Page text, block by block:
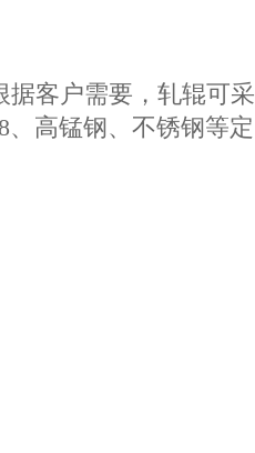
据客户需要，轧辊可采
高锰钢、不锈钢等定